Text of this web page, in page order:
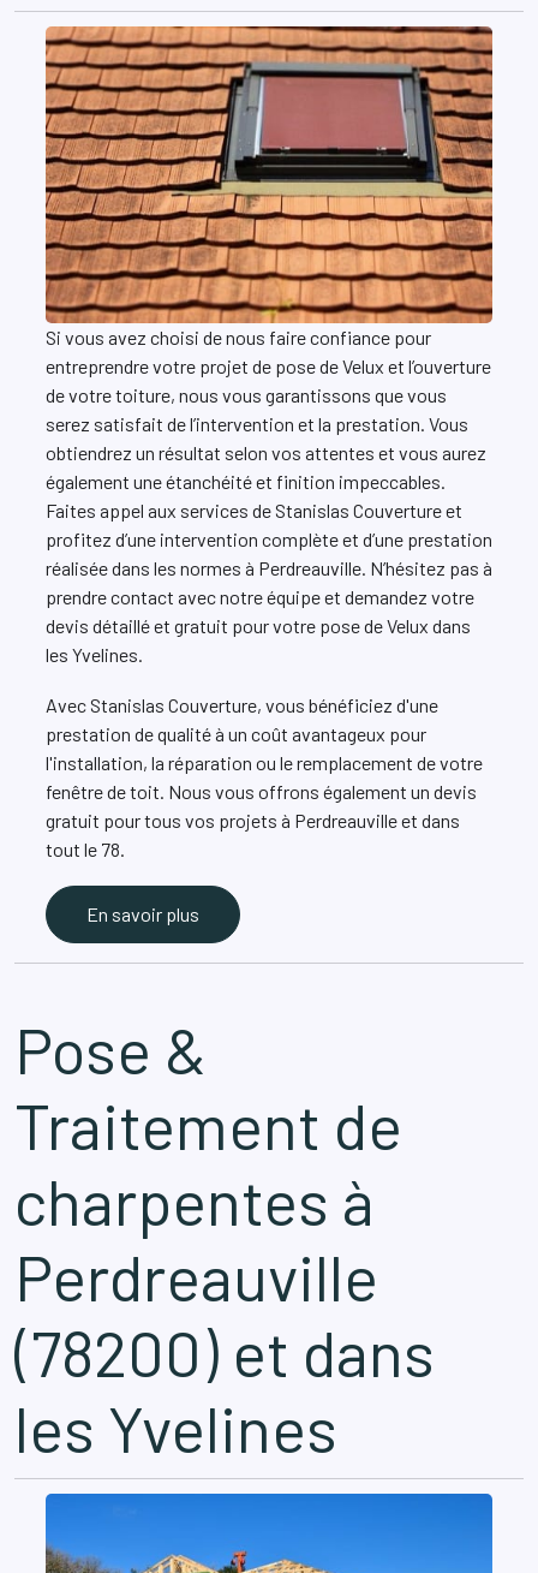
Si vous avez choisi de nous faire confiance pour
entreprendre votre projet de pose de Velux et l’ouverture
de votre toiture, nous vous garantissons que vous
serez satisfait de l’intervention et la prestation. Vous
obtiendrez un résultat selon vos attentes et vous aurez
également une étanchéité et finition impeccables.
Faites appel aux services de Stanislas Couverture et
profitez d’une intervention complète et d’une prestation
réalisée dans les normes à Perdreauville. N’hésitez pas à
prendre contact avec notre équipe et demandez votre
devis détaillé et gratuit pour votre pose de Velux dans
les Yvelines.
Avec Stanislas Couverture, vous bénéficiez d'une
prestation de qualité à un coût avantageux pour
l'installation, la réparation ou le remplacement de votre
fenêtre de toit. Nous vous offrons également un devis
gratuit pour tous vos projets à Perdreauville et dans
tout le 78.
En savoir plus
Pose &
Traitement de
charpentes à
Perdreauville
(78200) et dans
les Yvelines